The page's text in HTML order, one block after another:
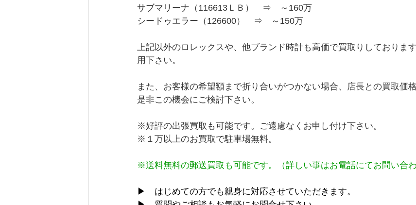
サブマリーナ（116613ＬＢ）　⇒　～160万
シードゥエラー（126600）　⇒　～150万
上記以外のロレックスや、他ブランド時計も高価で買取りしておりま
用下さい。
また、お客様の希望額まで折り合いがつかない場合、店長との買取価
是非この機会にご検討下さい。
※好評の出張買取も可能です。ご遠慮なくお申し付け下さい。
※１万以上のお買取で駐車場無料。
※送料無料の郵送買取も可能です。（詳しい事はお電話にてお問い合わ
▶　はじめての方でも親身に対応させていただきます。